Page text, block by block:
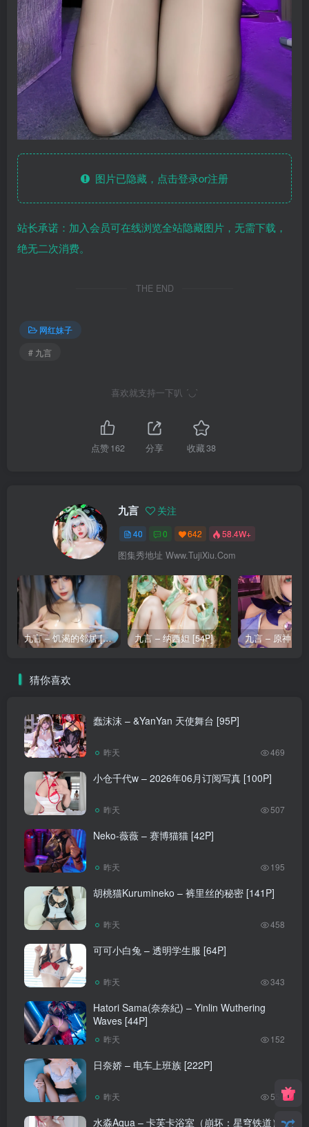
图片已隐藏，点击登录or注册
站长承诺：加入会员可在线浏览全站隐藏图片，无需下载，
绝无二次消费。
THE END
网红妹子
# 九言
喜欢就支持一下叭 ´◡`
点赞162 分享 收藏38
九言 关注
40 0 642 58.4W+
图集秀地址 Www.TujiXiu.Com
九言 – 饥渴的邻居 [12P] 九言 – 纳西妲 [54P]
猜你喜欢
蠢沫沫 – &YanYan 天使舞台 [95P]
昨天 469
小仓千代w – 2026年06月订阅写真 [100P]
昨天 507
Neko-薇薇 – 赛博猫猫 [42P]
昨天 195
胡桃猫Kurumineko – 裤里丝的秘密 [141P]
昨天 458
可可小白兔 – 透明学生服 [64P]
昨天 343
Hatori Sama(奈奈紀) – Yinlin Wuthering
Waves [44P]
昨天 152
日奈娇 – 电车上班族 [222P]
昨天 550
水淼Aqua – 卡芙卡浴室（崩坏：星穹铁道）